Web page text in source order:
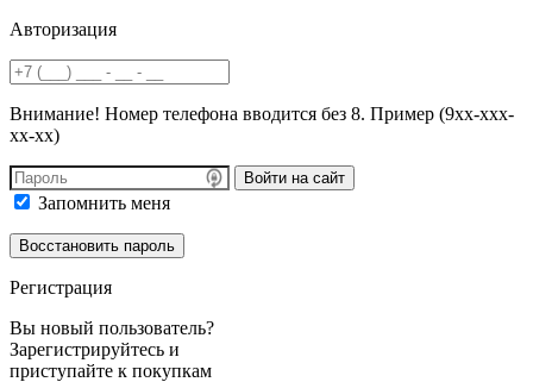
Авторизация
Внимание! Номер телефона вводится без 8. Пример (9хх-ххх-
хх-хх)
Войти на сайт
Запомнить меня
Регистрация
Вы новый пользователь?
Зарегистрируйтесь и
приступайте к покупкам